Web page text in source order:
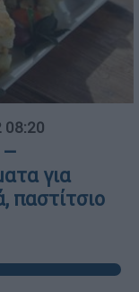
08:20
–
για
παστίτσιο